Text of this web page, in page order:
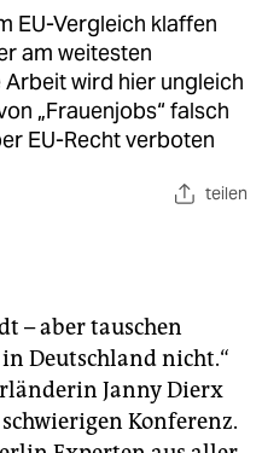
EU-Vergleich klaffen
am weitesten
wird hier ungleich
„Frauenjobs“ falsch
EU-Recht verboten
teilen
– aber tauschen
Deutschland nicht.“
Janny Dierx
Konferenz.